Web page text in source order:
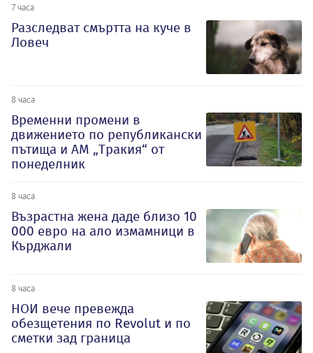
7 часа
Разследват смъртта на куче в
Ловеч
8 часа
Временни промени в
движението по републикански
пътища и АМ „Тракия“ от
понеделник
8 часа
Възрастна жена даде близо 10
000 евро на ало измамници в
Кърджали
8 часа
НОИ вече превежда
обезщетения по Revolut и по
сметки зад граница